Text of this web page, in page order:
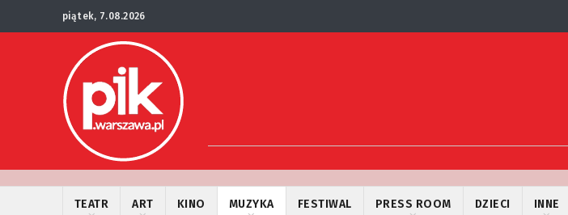
piątek, 7.08.2026
TEATR ART KINO MUZYKA FESTIWAL PRESS ROOM DZIECI INNE